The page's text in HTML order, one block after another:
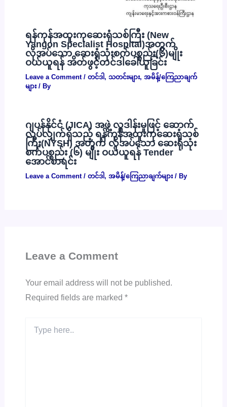
ရန်ကုန်အထူးကုဆေးရုံသစ်ကြီး (New
Yangon Specialist Hospital)အတွက်
လိုအပ်သော ဆေးရုံသုံးစက်ပစ္စည်း(၆)မျိုး
ဝယ်ယူရန် အိတ်ဖွင့်တင်ဒါခေါ်ယူခြင်း
Leave a Comment / တင်ဒါ , သတင်းများ, အမိန့်/ကြေညာချက်
များ/ By
ဂျပန်နိုင်ငံ (JICA) အဖွဲ့ လှူဒါန်းမှုဖြင့် ဆောက်
လုပ်လျှက်ရှိသည့် ရန်ကုန်အထူးကုဆေးရုံသစ်
ကြီး(NYSH) အတွက် လိုအပ်သော ဆေးရုံသုံး
စက်ပစ္စည်း (၆) မျိုး ဝယ်ယူရန် Tender
အောင်စာရင်း
Leave a Comment / တင်ဒါ , အမိန့်/ကြေညာချက်များ/ By
Leave a Comment
Your email address will not be published.
Required fields are marked *
here..